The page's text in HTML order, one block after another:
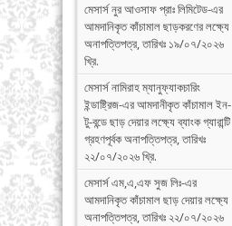
মেসার্স নুর আওসাফ প্রাঃ লিমিটেড-এর
আমদানিকৃত কাঁচামাল ছাড়করণের লক্ষ্যে
অনাপত্তিপত্র, তারিখঃ ১৯/০৭/২০২৬
খ্রি.
মেসার্স নামিরাহ ম্যানুফ্যাকচারিং
ইন্ডাষ্ট্রিজ-এর আমদানীকৃত কাঁচামাল ইন-
টু-বন্ডে ছাড় দেয়ার লক্ষ্যে ব্যাংক গ্যারান্টি
গ্রহণপূর্বক অনাপত্তিপত্র, তারিখঃ
২২/০৭/২০২৬ খ্রি.
মেসার্স এম,এ,এফ সুজ লিঃ-এর
আমদানিকৃত কাঁচামাল ছাড় দেয়ার লক্ষ্যে
অনাপত্তিপত্র, তারিখঃ ২২/০৭/২০২৬